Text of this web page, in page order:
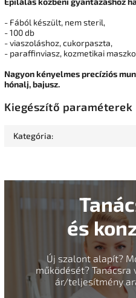
- Fából készült, nem steril,
- 100 db
- viaszoláshoz, cukorpaszta,
- paraffinviasz, kozmetikai
Nagyon kényelmes precíziós
hónalj, bajusz.
Kiegészítő paraméterek
Kategória:
és
Új szalont alapít?
működését? Tanácsra
ár/teljesítmény